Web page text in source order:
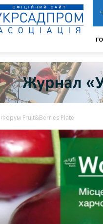
Форум Fruit&Berries Plate